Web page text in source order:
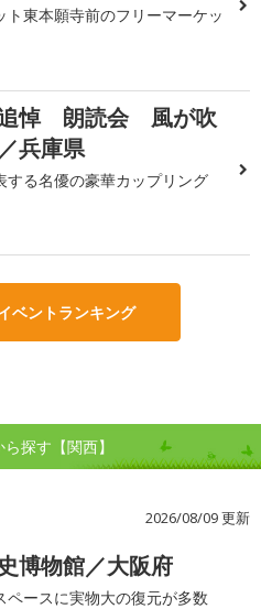
ト東本願寺前のフリーマーケッ
悼 朗読会 風が吹
兵庫県
する名優の豪華カップリング
ベントランキング
探す【関西】
2026/08/09 更新
博物館／大阪府
ペースに実物大の復元が多数